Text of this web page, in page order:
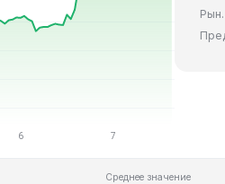
Рын.
Среднее значение